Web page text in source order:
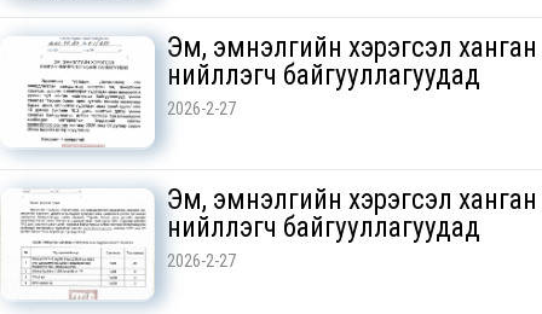
Эм, эмнэлгийн хэрэгсэл ханган
нийлүүлэгч байгууллагуудад
2026-2-27
Эм, эмнэлгийн хэрэгсэл ханган
нийлүүлэгч байгууллагуудад
2026-2-27